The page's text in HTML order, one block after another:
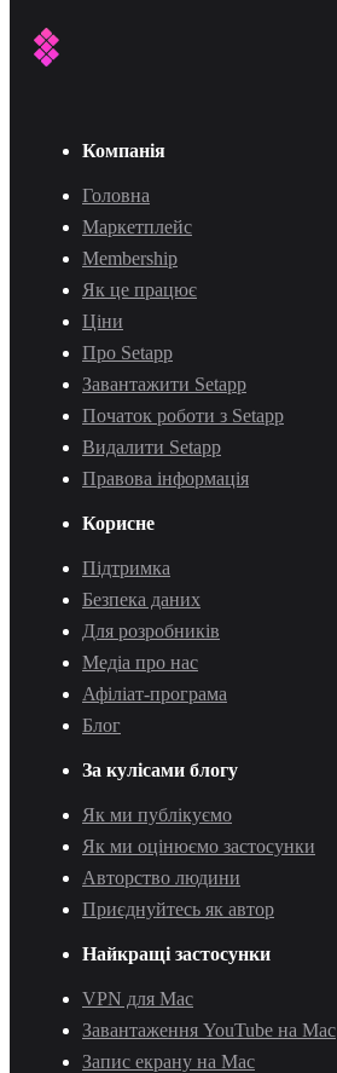
Компанія
Головна
Маркетплейс
Membership
Як це працює
Ціни
Про Setapp
Завантажити Setapp
Початок роботи з Setapp
Видалити Setapp
Правова інформація
Корисне
Підтримка
Безпека даних
Для розробників
Медіа про нас
Афіліат-програма
Блог
За кулісами блогу
Як ми публікуємо
Як ми оцінюємо застосунки
Авторство людини
Приєднуйтесь як автор
Найкращі застосунки
VPN для Mac
Завантаження YouTube на Mac
Запис екрану на Mac